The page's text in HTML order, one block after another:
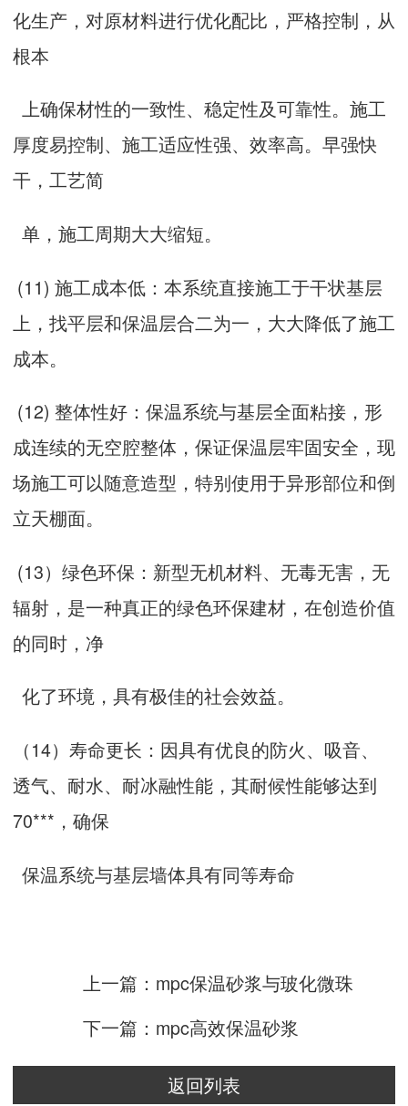
化生产，对原材料进行优化配比，严格控制，从
根本
上确保材性的一致性、稳定性及可靠性。施工
厚度易控制、施工适应性强、效率高。早强快
干，工艺简
单，施工周期大大缩短。
(11) 施工成本低：本系统直接施工于干状基层
上，找平层和保温层合二为一，大大降低了施工
成本。
(12) 整体性好：保温系统与基层全面粘接，形
成连续的无空腔整体，保证保温层牢固安全，现
场施工可以随意造型，特别使用于异形部位和倒
立天棚面。
(13）绿色环保：新型无机材料、无毒无害，无
辐射，是一种真正的绿色环保建材，在创造价值
的同时，净
化了环境，具有极佳的社会效益。
（14）寿命更长：因具有优良的防火、吸音、
透气、耐水、耐冰融性能，其耐候性能够达到
70***，确保
保温系统与基层墙体具有同等寿命
上一篇：mpc保温砂浆与玻化微珠
下一篇：mpc高效保温砂浆
返回列表